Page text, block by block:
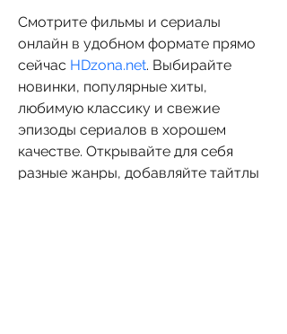
Смотрите фильмы и сериалы
онлайн в удобном формате прямо
сейчас HDzona.net. Выбирайте
новинки, популярные хиты,
любимую классику и свежие
эпизоды сериалов в хорошем
качестве. Открывайте для себя
разные жанры, добавляйте тайтлы